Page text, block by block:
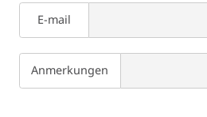
E-mail
Anmerkungen